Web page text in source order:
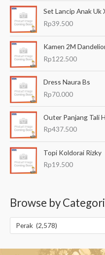
Set Lancip Anak Uk
Rp39.500
Kamen 2M
Rp122.500
Dress Naura Bs
Rp70.000
Outer Panjang Tali H
Rp437.500
Topi Koldorai Rizky
Rp19.500
Browse by
Perak (2,578)